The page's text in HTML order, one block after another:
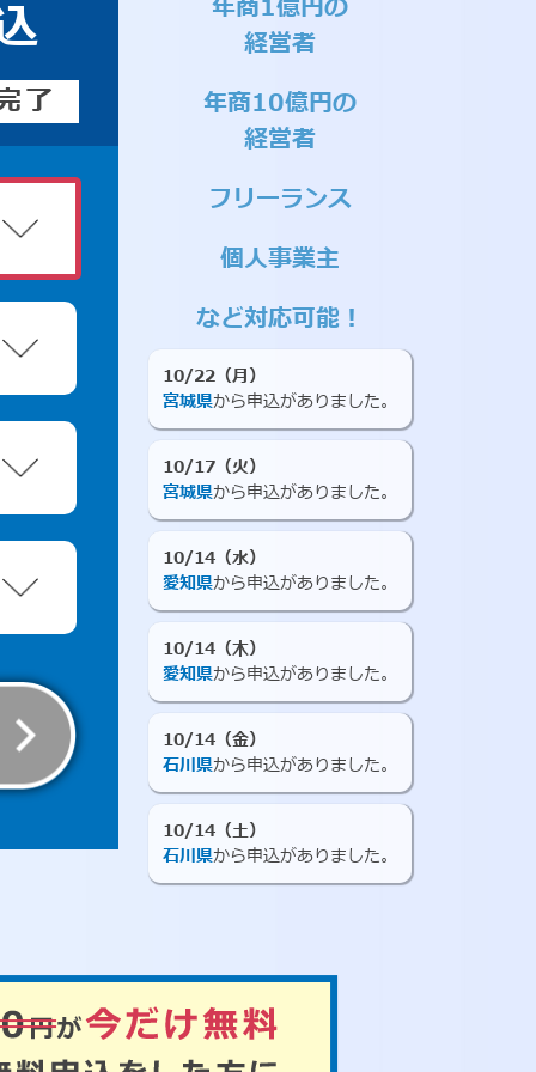
了
年商1億円の
経営者
年商10億円の
経営者
フリーランス
個人事業主
など対応可能！
10/22（月）
宮城県から申込がありました。
10/17（火）
宮城県から申込がありました。
10/14（水）
愛知県から申込がありました。
10/14（木）
愛知県から申込がありました。
10/14（金）
石川県から申込がありました。
10/14（土）
石川県から申込がありました。